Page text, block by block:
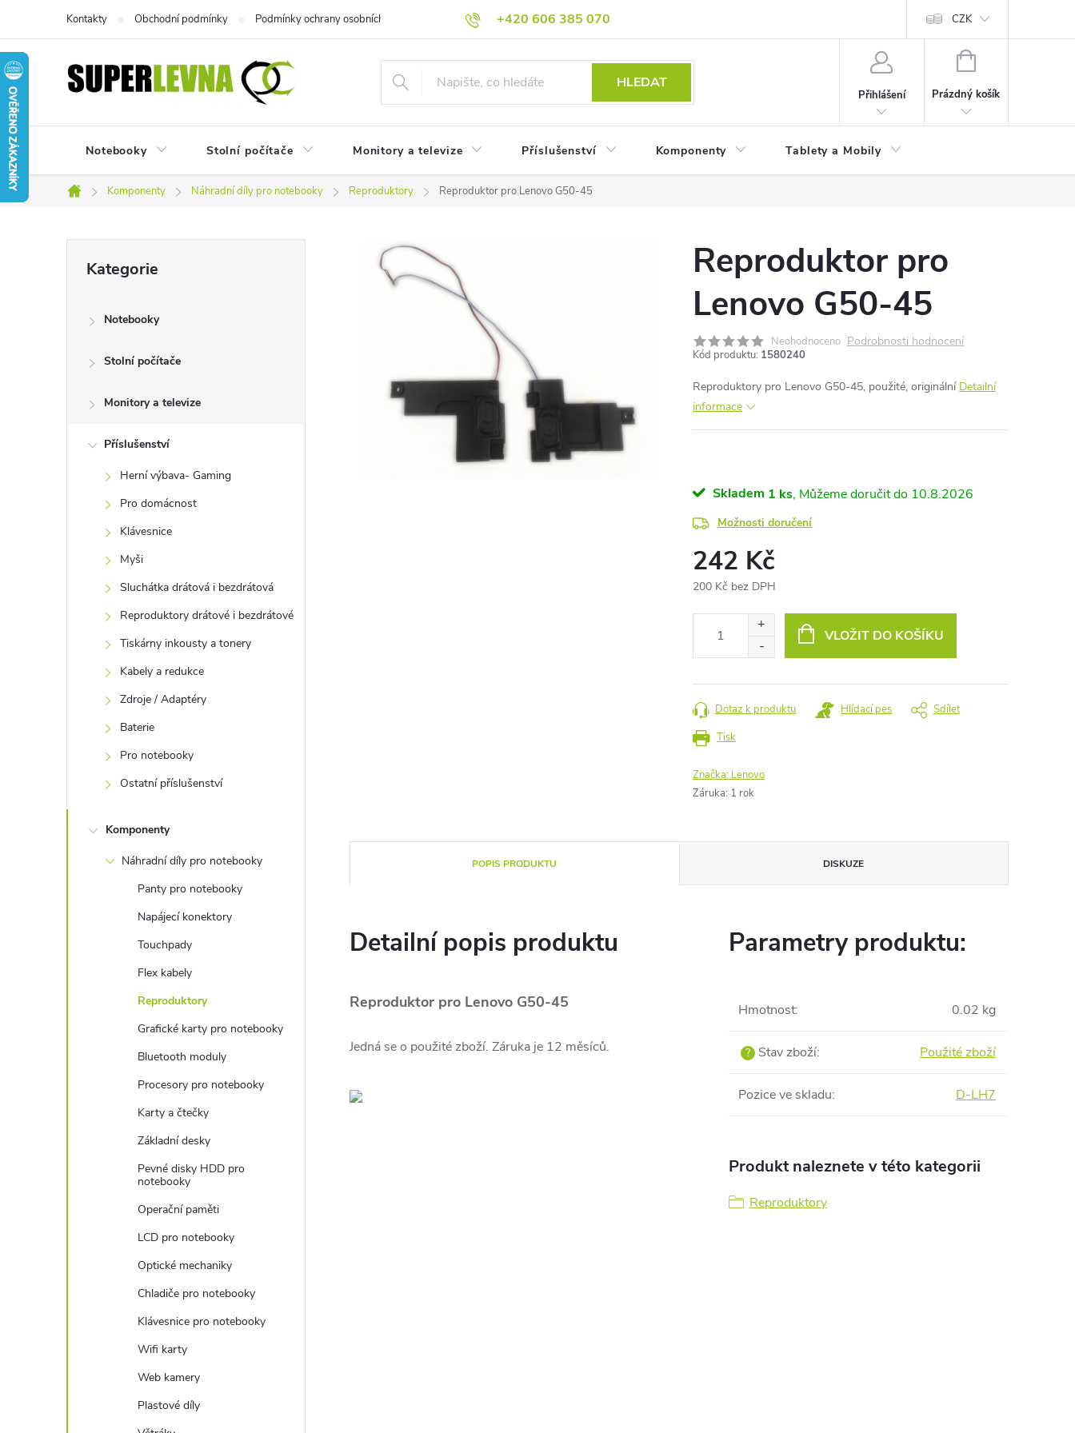
obsah
+420 606 385 070
Kontakty Obchodní podmínky Podmínky ochrany osobních údajů Reklamační podmínky Reklamace CZK
HLEDAT
Přihlášení
NÁKUPNÍ
Prázdný košík
Notebooky Stolní počítače Monitory a televize Příslušenství Komponenty Tablety a Mobily
Domů
Komponenty Náhradní díly pro notebooky Reproduktory Reproduktor pro Lenovo G50-45
kategorie
Kategorie
Notebooky
Stolní počítače
Monitory a televize
Příslušenství
Herní výbava- Gaming
Pro domácnost
Klávesnice
Myši
Sluchátka drátová i bezdrátová
Reproduktory drátové i bezdrátové
Tiskárny inkousty a tonery
Kabely a redukce
Zdroje / Adaptéry
Baterie
Pro notebooky
Ostatní příslušenství
Komponenty
Náhradní díly pro notebooky
Panty pro notebooky
Napájecí konektory
Touchpady
Flex kabely
Reproduktory
Grafické karty pro notebooky
Bluetooth moduly
Procesory pro notebooky
Karty a čtečky
Základní desky
Pevné disky HDD pro
notebooky
Operační paměti
LCD pro notebooky
Optické mechaniky
Chladiče pro notebooky
Klávesnice pro notebooky
Wifi karty
Web kamery
Plastové díly
Reproduktor pro
Lenovo G50-45
Neohodnoceno Podrobnosti hodnocení
Kód produktu: 1580240
Reproduktory pro Lenovo G50-45, použité, originální Detailní
informace
Skladem 1 ks 10.8.2026
Možnosti doručení
242 Kč
200 Kč bez DPH
VLOŽIT DO KOŠÍKU
Tisk
Dotaz k produktu Hlídací pes Sdílet
Značka: Lenovo
Záruka: 1 rok
POPIS PRODUKTU DISKUZE
Detailní popis produktu
Reproduktor pro Lenovo G50-45
Jedná se o použité zboží. Záruka je 12 měsíců.
Parametry produktu:
Hmotnost: 0.02 kg
? Stav zboží: Použité zboží
Pozice ve skladu: D-LH7
Produkt naleznete v této kategorii
Reproduktory